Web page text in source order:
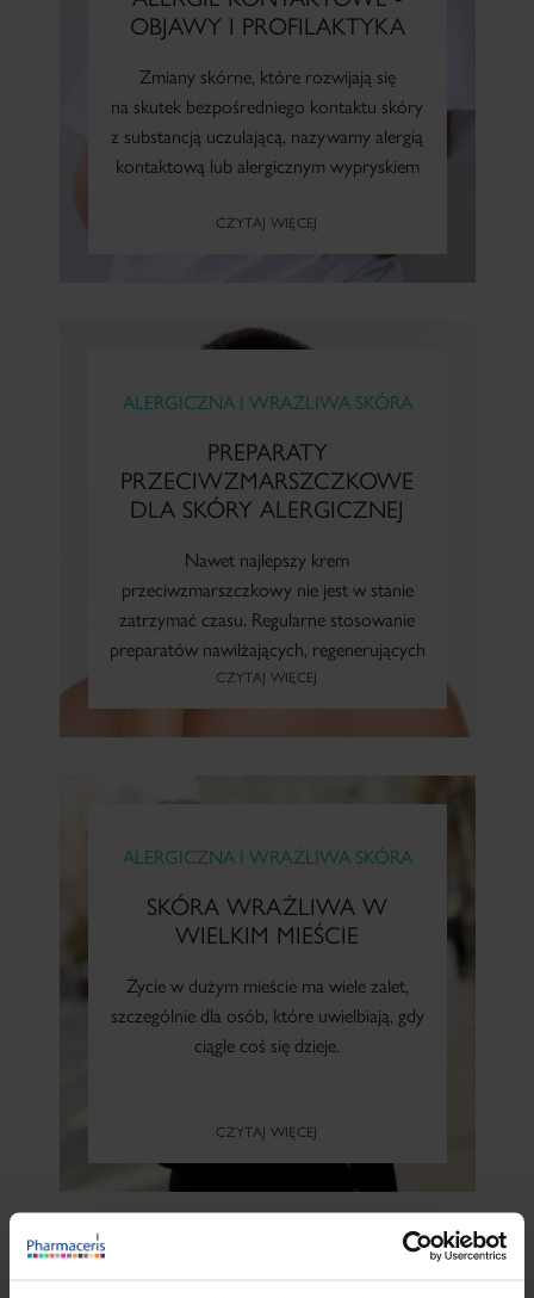
OBJAWY I PROFILAKTYKA
Zmiany skórne, które rozwijają się
na skutek bezpośredniego kontaktu skóry
z substancją uczulającą, nazywamy alergią
kontaktową lub alergicznym wypryskiem
CZYTAJ WIĘCEJ
ALERGICZNA I WRAŻLIWA SKÓRA
PREPARATY
PRZECIWZMARSZCZKOWE
DLA SKÓRY ALERGICZNEJ
Nawet najlepszy krem
przeciwzmarszczkowy nie jest w stanie
zatrzymać czasu. Regularne stosowanie
preparatów nawilżających, regenerujących
i napinających może natomiast sprawić...
CZYTAJ WIĘCEJ
ALERGICZNA I WRAŻLIWA SKÓRA
SKÓRA WRAŻLIWA W
WIELKIM MIEŚCIE
Życie w dużym mieście ma wiele zalet,
szczególnie dla osób, które uwielbiają, gdy
ciągle coś się dzieje.
CZYTAJ WIĘCEJ